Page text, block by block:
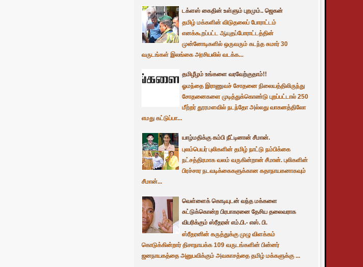
டக்ளஸ் கைதின் உள்ளும் புறமும்.. ஜெகன்
தமிழ் மக்களின் விடுதலைப் போராட்டம்
எனக்கூறப்பட்ட ஆயுதப்போராட்டத்தின்
முன்னோடிகளில் ஒருவரும் கடந்த சுமார் 30
வருடங்கள் இலங்கை அரசியலில் வடக்க...
தமிழீழம் உங்களை வரவேற்குதாம்!!
ஓமந்தை இராணுவச் சோதனை நிலையத்திலிருந்து
சோதனைகளை முடித்துக்கொண்டு புறப்பட்டால் 250
மீற்றர் தூரமளவில் நடந்தோ அல்லது வாகனத்திலோ
எமது கட்டுப்பா...
யாழ்மதிக்கு கம்பி நீட்டினான் சீமான்.
புலம்பெயர் புலிகளின் தமிழ் நாட்டு நம்பிக்கை
நட்சத்திரமாக வலம் வருகின்றான் சீமான். புலிகளின்
பிரச்சார நடவடிக்கைகளுக்கான கதாநாயகனாகவும்
சீமான்...
வெள்ளைக் கொடியுடன் வந்த மக்களை
சுட்டுக்கொன்ற பிரபாகரனை தேசிய தலைவராக
விபரிக்கும் ஸ்ரீதரன் எம்.பி.- எஸ். பி.
ஸ்ரீதரனின் கருத்துக்கு முழு விளக்கம்
கொடுக்கின்றார் திசாநாயக்க 109 வருடங்களின் பின்னர்
ஜனநாயகத்தை அனுபவிக்கும் அவகாசத்தை தமிழ் மக்களுக்கு ...